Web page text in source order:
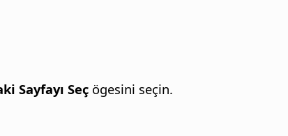
Sayfayı Seç ögesini seçin.